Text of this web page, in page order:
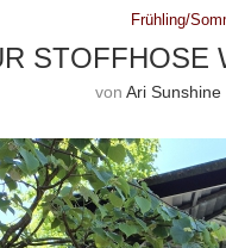
Frühling/
STOFFHOSE
von Ari Sunshine